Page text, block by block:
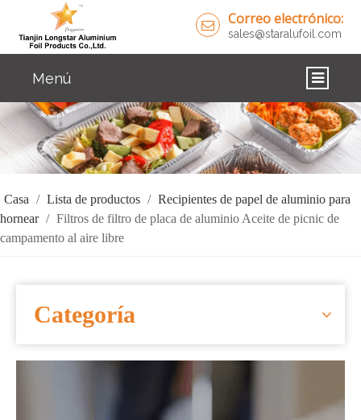
Correo electrónico:
sales@staralufoil.com
Menú
CASA
PRODUCTOS
SOBRE NOSOTROS
Casa / Lista de productos / Recipientes de papel de aluminio para
hornear / Filtros de filtro de placa de aluminio Aceite de picnic de
campamento al aire libre
Categoría